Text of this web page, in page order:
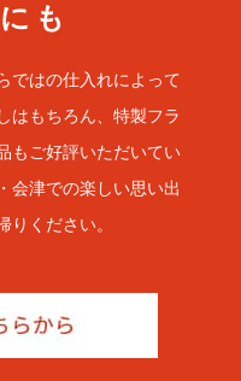
にも
ではの仕入れによって
はもちろん、特製フラ
もご好評いただいてい
会津での楽しい思い出
りください。